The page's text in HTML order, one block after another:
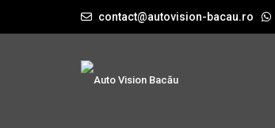
contact@autovision-bacau.ro